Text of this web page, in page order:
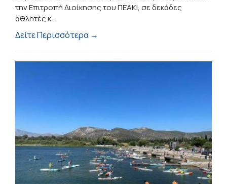
την Επιτροπή Διοίκησης του ΠΕΑΚΙ, σε δεκάδες
αθλητές κ...
Δείτε Περισσότερα →